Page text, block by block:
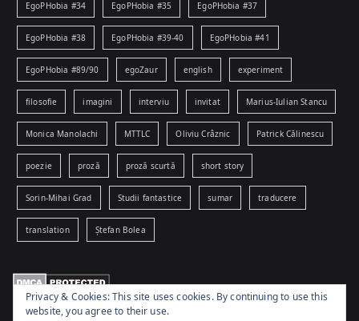
EgoPHobia #34 EgoPHobia #35 EgoPHobia #37
EgoPHobia #38 EgoPHobia #39-40 EgoPHobia #41
EgoPHobia #89/90 egoZaur english experiment
filosofie imagini interviu invitat Marius-Iulian Stancu
Monica Manolachi MTTLC Oliviu Crâznic Patrick Călinescu
poezie proză proză scurtă short story
Sorin-Mihai Grad Studii fantastice sumar traducere
translation Ștefan Bolea
Privacy & Cookies: This site uses cookies. By continuing to use this
website, you agree to their use.